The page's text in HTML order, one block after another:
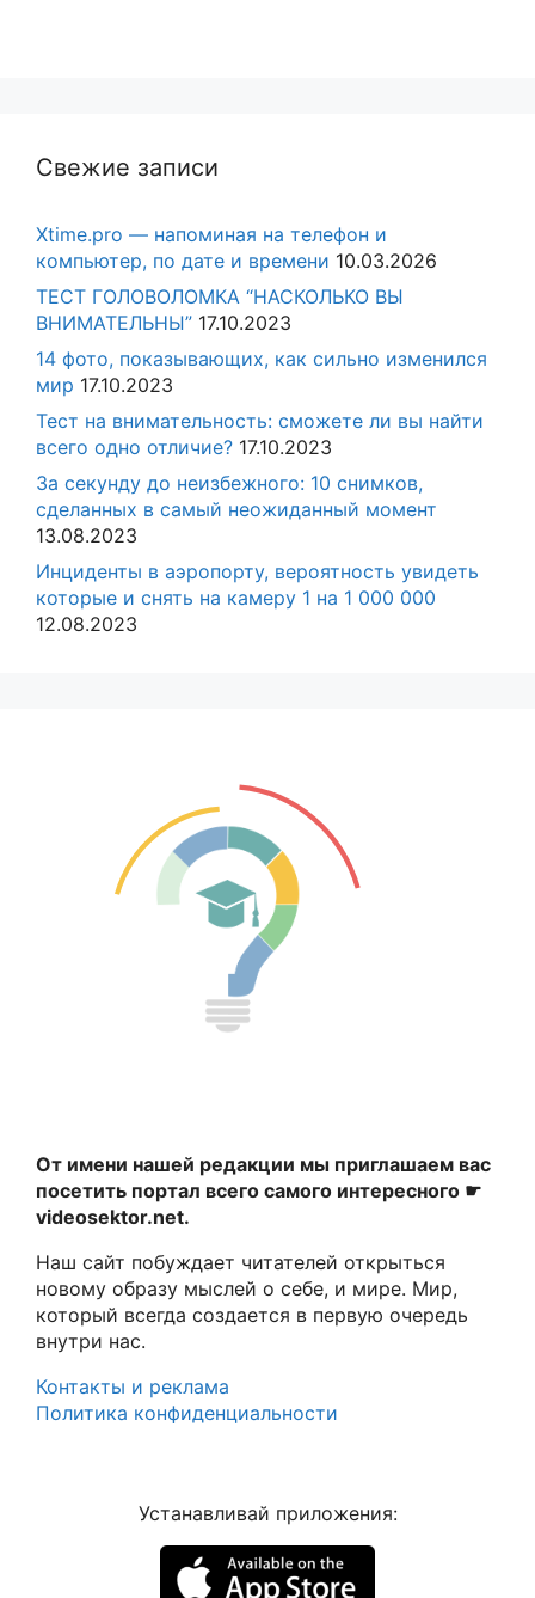
Свежие записи
Xtime.pro — напоминая на телефон и
компьютер, по дате и времени 10.03.2026
ТЕСТ ГОЛОВОЛОМКА “НАСКОЛЬКО ВЫ
ВНИМАТЕЛЬНЫ” 17.10.2023
14 фото, показывающих, как сильно изменился
мир 17.10.2023
Тест на внимательность: сможете ли вы найти
всего одно отличие? 17.10.2023
За секунду до неизбежного: 10 снимков,
сделанных в самый неожиданный момент
13.08.2023
Инциденты в аэропорту, вероятность увидеть
которые и снять на камеру 1 на 1 000 000
12.08.2023
От имени нашей редакции мы приглашаем вас
посетить портал всего самого интересного ☛
videosektor.net.
Наш сайт побуждает читателей открыться
новому образу мыслей о себе, и мире. Мир,
который всегда создается в первую очередь
внутри нас.
Контакты и реклама
Политика конфиденциальности
Устанавливай приложения: